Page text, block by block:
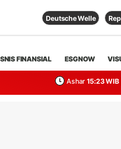
Deutsche Welle
FINANSIAL ESGNOW
Ashar 15:23 WIB